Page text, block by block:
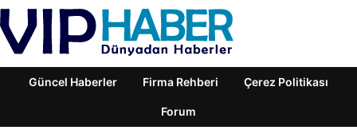
Güncel Haberler Firma Rehberi Çerez Politikası
Forum